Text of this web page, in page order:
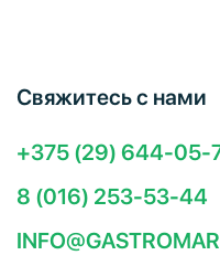
Свяжитесь с нами
+375 (29) 644-05-
8 (016) 253-53-44